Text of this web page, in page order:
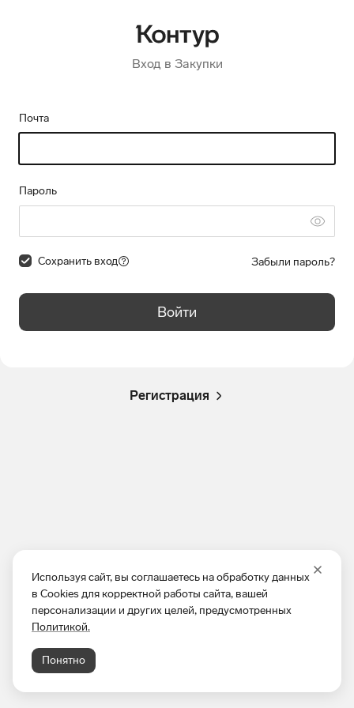
Используя сайт, вы соглашаетесь на обработку данных
в Cookies для корректной работы сайта, вашей
персонализации и других целей, предусмотренных
Политикой.
Понятно
Вход в Закупки
Почта
Пароль
Сохранить вход Забыли пароль?
Войти
Регистрация